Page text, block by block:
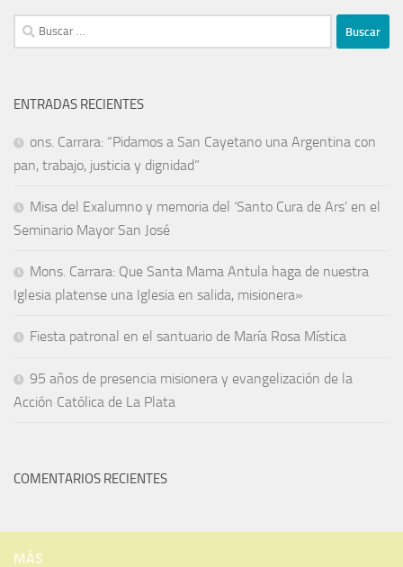
ENTRADAS RECIENTES
ons. Carrara: “Pidamos a San Cayetano una Argentina con
pan, trabajo, justicia y dignidad”
Misa del Exalumno y memoria del ‘Santo Cura de Ars’ en el
Seminario Mayor San José
Mons. Carrara: Que Santa Mama Antula haga de nuestra
Iglesia platense una Iglesia en salida, misionera»
Fiesta patronal en el santuario de María Rosa Mística
95 años de presencia misionera y evangelización de la
Acción Católica de La Plata
COMENTARIOS RECIENTES
MÁS